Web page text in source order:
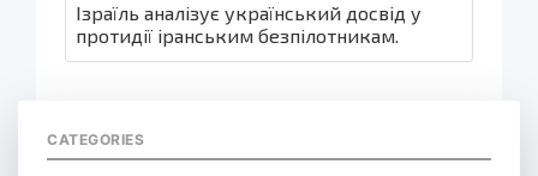
Ізраїль аналізує український досвід у
протидії іранським безпілотникам.
CATEGORIES